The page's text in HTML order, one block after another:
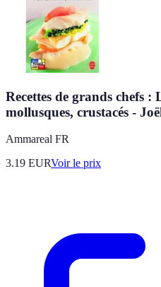
Recettes de grands chefs :
mollusques, crustacés -
Ammareal FR
3.19 EURVoir le prix